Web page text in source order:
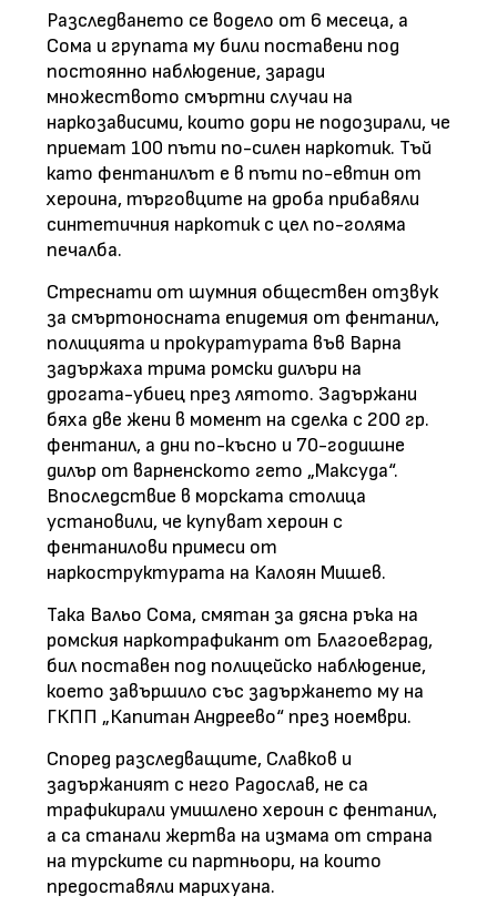
Разследването се водело от 6 месеца, а
Сома и групата му били поставени под
постоянно наблюдение, заради
множеството смъртни случаи на
наркозависими, които дори не подозирали, че
приемат 100 пъти по-силен наркотик. Тъй
като фентанилът е в пъти по-евтин от
хероина, търговците на дроба прибавяли
синтетичния наркотик с цел по-голяма
печалба.
Стреснати от шумния обществен отзвук
за смъртоносната епидемия от фентанил,
полицията и прокуратурата във Варна
задържаха трима ромски дилъри на
дрогата-убиец през лятото. Задържани
бяха две жени в момент на сделка с 200 гр.
фентанил, а дни по-късно и 70-годишне
дилър от варненското гето „Максуда“.
Впоследствие в морската столица
установили, че купуват хероин с
фентанилови примеси от
наркоструктурата на Калоян Мишев.
Така Вальо Сома, смятан за дясна ръка на
ромския наркотрафикант от Благоевград,
бил поставен под полицейско наблюдение,
което завършило със задържането му на
ГКПП „Капитан Андреево“ през ноември.
Според разследващите, Славков и
задържаният с него Радослав, не са
трафикирали умишлено хероин с фентанил,
а са станали жертва на измама от страна
на турските си партньори, на които
предоставяли марихуана.